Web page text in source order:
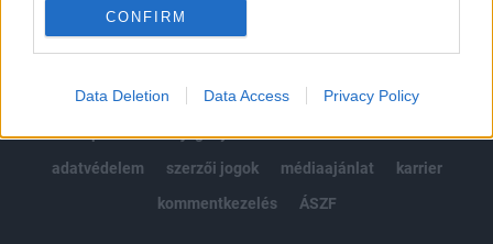
CONFIRM
Data Deletion Data Access Privacy Policy
© 2026 Portfolio
impresszum
jogi nyilatkozat
süti beállítások
adatvédelem
szerzői jogok médiaajánlat
karrier
kommentkezelés
ÁSZF